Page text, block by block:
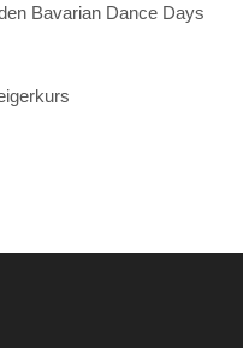
Bavarian Dance Days